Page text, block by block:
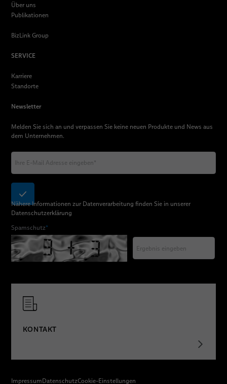
Über uns
Publikationen
BizLink Group
SERVICE
Karriere
Standorte
Newsletter
Melden Sie sich an und verpassen Sie keine neuen Produkte und News aus
dem Unternehmen.
Nähere Informationen zur Datenverarbeitung finden Sie in unserer
Datenschutzerklärung
Spamschutz*
KONTAKT
ImpressumDatenschutzCookie-Einstellungen